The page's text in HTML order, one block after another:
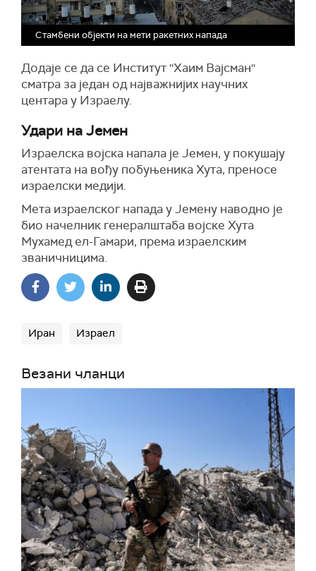
Стамбени објекти на мети ракетних напада
Додаје се да се Институт ''Хаим Вајсман''
сматра за један од најважнијих научних
центара у Израелу.
Удари на Јемен
Израелска војска напала је Јемен, у покушају
атентата на вођу побуњеника Хута, преносе
израелски медији.
Мета израелског напада у Јемену наводно је
био начелник генералштаба војске Хута
Мухамед ел-Гамари, према израелским
званичницима.
Иран Израел
Везани чланци